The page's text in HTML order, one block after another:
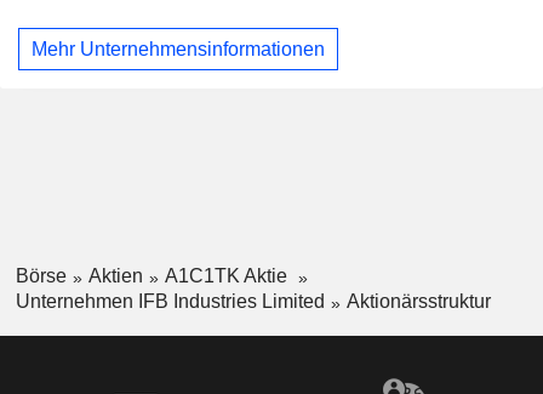
Kühlschränke, zweitürige Kühlschränke,
Konvektionsmikrowellen, Grillmikrowellen, Solo-
Mehr Unternehmensinformationen
Börse Aktien
A1C1TK Aktie
Unternehmen IFB Industries Limited
Aktionärsstruktur